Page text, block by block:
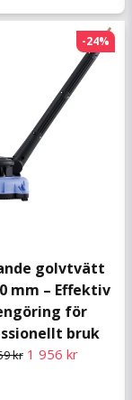
golvtvätt
mm – Effektiv
för
bruk
kr 1 956 kr
-24%